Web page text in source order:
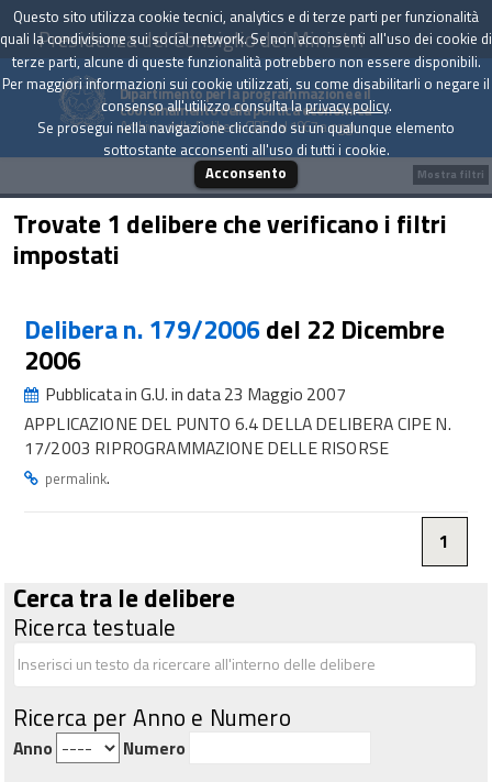
Presidenza del Consiglio dei Ministri
Dipartimento per la programmazione e il
coordinamento della politica economica
Archivio delle Delibere CIPE dal 1967 a oggi
Trovate 1 delibere che verificano i filtri
impostati
Delibera n. 179/2006del 22 Dicembre
2006
Pubblicata in G.U. in data 23 Maggio 2007
APPLICAZIONE DEL PUNTO 6.4 DELLA DELIBERA CIPE N.
17/2003 RIPROGRAMMAZIONE DELLE RISORSE
permalink.
1
Cerca tra le delibere
Ricerca testuale
Ricerca per Anno e Numero
Anno Numero
Mostra filtri
Questo sito utilizza cookie tecnici, analytics e di terze parti per funzionalità
quali la condivisione sui social network. Se non acconsenti all'uso dei cookie di
terze parti, alcune di queste funzionalità potrebbero non essere disponibili.
Per maggiori informazioni sui cookie utilizzati, su come disabilitarli o negare il
consenso all'utilizzo consulta laprivacy policy.
Se prosegui nella navigazione cliccando su un qualunque elemento
sottostante acconsenti all'uso di tutti i cookie.
Acconsento